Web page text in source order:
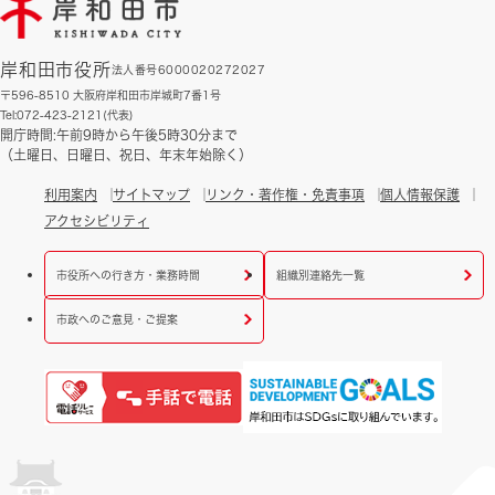
岸和田市役所法人番号6000020272027
〒596-8510 大阪府岸和田市岸城町7番1号
Tel:072-423-2121(代表)
開庁時間:午前9時から午後5時30分まで
（土曜日、日曜日、祝日、年末年始除く）
利用案内 サイトマップ リンク・著作権・免責事項
個人情報保護
アクセシビリティ
市役所への行き方・業務時間 組織別連絡先一覧
市政へのご意見・ご提案